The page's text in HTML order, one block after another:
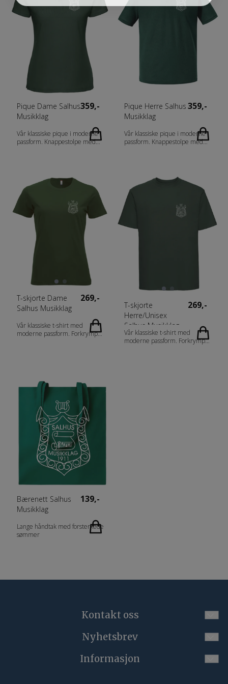
frontvendte skuldersømmer
Dekker søm ved armhuler,
mansjetter og fold Sildebone
nakke tape Headset-utgang 3-
nederst og ermet
Målskjema: https://shop.l-shop-
team.no/out/media/Z266F_G201912.pdf
materiale Bredere nedkant
Målskjema: https://shop.l-shop-
team.no/out/media/
Pique Dame Salhus
Musikklag
359,-
Vår klassiske pique i moderne
passform. Knappestolpe med
1 % Viskose. Grey Melange [95]
85 % Bomull, 15 % Viskose.
Anthracite Melange 60 %
Bomull, 40 % Polyester) Vekt:
200 g/m2 Kjønn: Damer
Halskant: Polo Erme: Short
Sleeve
Målskjema; 028246_fi_no_da_de_nl_at_de-
CH_fr-CH_fr_es_pt_storlek.pdf
Pique Herre Salhus
Musikklag
359,-
Vår klassiske pique i moderne
passform. Knappestolpe med
Bomull, 1 % Viskose. Grey
Melange [95] 85 % Bomull, 15
% Viskose. Anthracite Melange
60 % Bomull, 40 % Polyester)
Sleeve
CH_fr-CH_fr_es_pt_storlek.pdf
T-skjorte Dame
Salhus Musikklag
269,-
Vår klassiske t-shirt med
moderne passform. Forkrympet
Bomull (Visibility Yellow og
Visibility Orange [11/170] 80 %
Polyester, 20 % Bomull med
sidesømmer. Ash [92] 99 %
Bomull, 1 % Viskose. Grey
Melange [95] 85 % Bomull, 15
% Polyester. Blue Melange og
Anthracite Melange [565/955]
60 % Bomull, 40 % Polyester)
Halskant: Round Erme: Short
T-skjorte
Herre/Unisex
Salhus Musikklag
269,-
Vår klassiske t-shirt med
moderne passform. Forkrympet
Bærenett Salhus
Musikklag
139,-
Lange håndtak med forsterkede
sømmer
Kontakt oss
Nyhetsbrev
Informasjon